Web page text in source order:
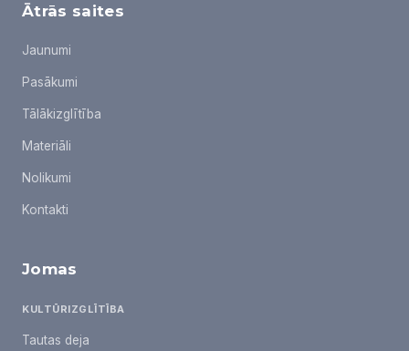
Ātrās saites
Jaunumi
Pasākumi
Tālākizglītība
Materiāli
Nolikumi
Kontakti
Jomas
KULTŪRIZGLĪTĪBA
Tautas deja